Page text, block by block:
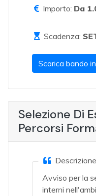
Importo: Da
Scadenza:
Scarica bando
Selezione Di
Percorsi
Avviso per la
interni